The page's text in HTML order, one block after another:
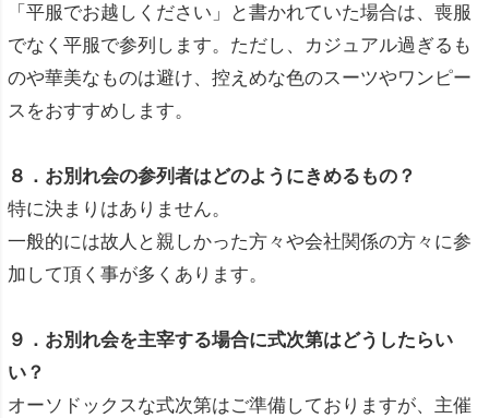
「平服でお越しください」と書かれていた場合は、喪服
でなく平服で参列します。ただし、カジュアル過ぎるも
のや華美なものは避け、控えめな色のスーツやワンピー
スをおすすめします。
８．お別れ会の参列者はどのようにきめるもの？
特に決まりはありません。
一般的には故人と親しかった方々や会社関係の方々に参
加して頂く事が多くあります。
９．お別れ会を主宰する場合に式次第はどうしたらい
い？
オーソドックスな式次第はご準備しておりますが、主催